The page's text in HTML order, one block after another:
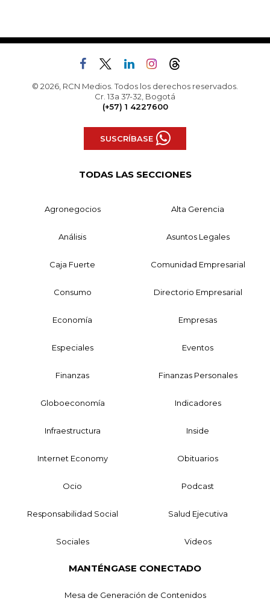
© 2026, RCN Medios. Todos los derechos reservados.
Cr. 13a 37-32, Bogotá
(+57) 1 4227600
SUSCRÍBASE
TODAS LAS SECCIONES
Agronegocios Alta Gerencia
Análisis Asuntos Legales
Caja Fuerte Comunidad Empresarial
Consumo Directorio Empresarial
Economía Empresas
Especiales Eventos
Finanzas Finanzas Personales
Globoeconomía Indicadores
Infraestructura Inside
Internet Economy Obituarios
Ocio Podcast
Responsabilidad Social Salud Ejecutiva
Sociales Videos
MANTÉNGASE CONECTADO
Mesa de Generación de Contenidos